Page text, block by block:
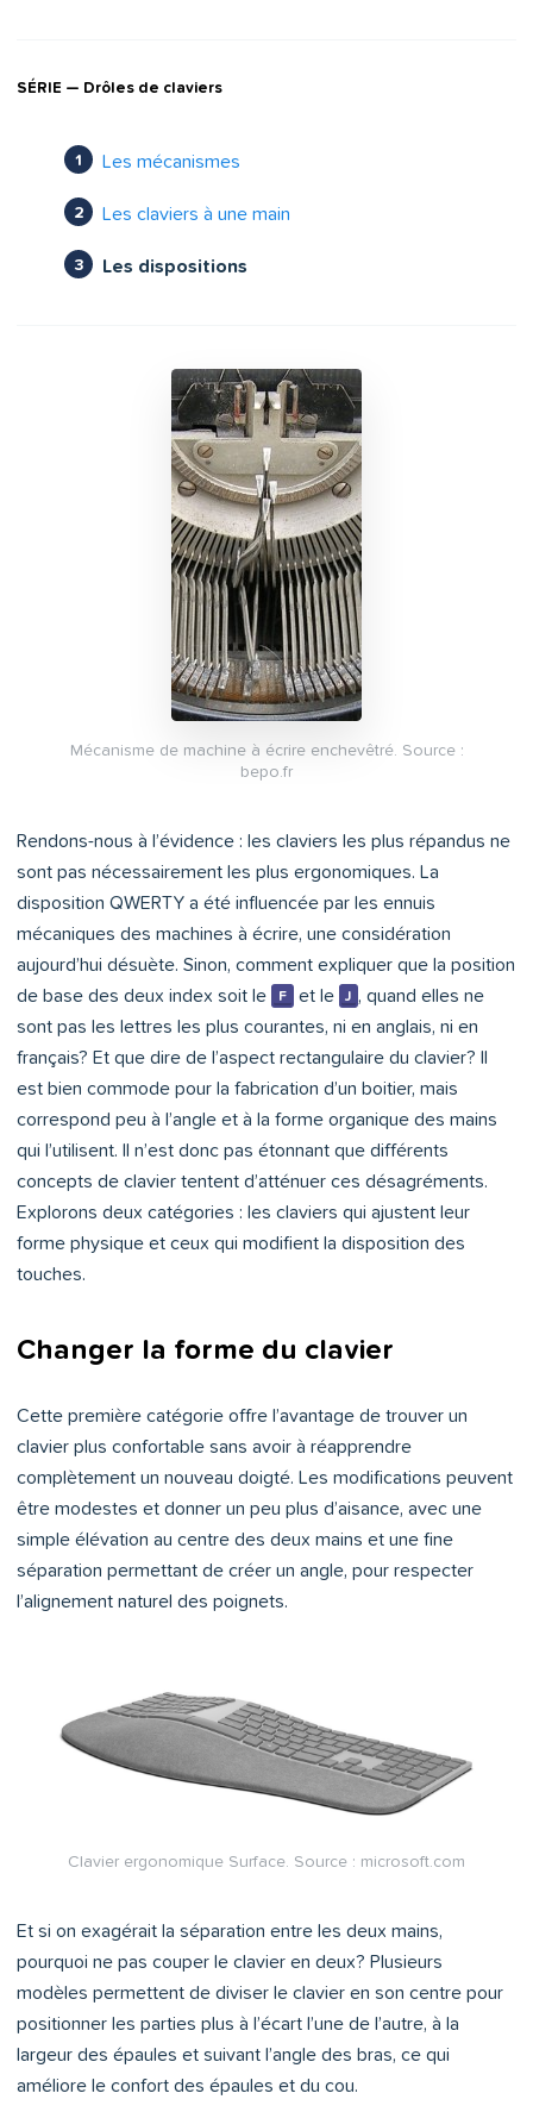
SÉRIE — Drôles de claviers
Les mécanismes
Les claviers à une main
Les dispositions
Mécanisme de machine à écrire enchevêtré. Source :
bepo.fr
Rendons-nous à l’évidence : les claviers les plus répandus ne
sont pas nécessairement les plus ergonomiques. La
disposition QWERTY a été influencée par les ennuis
mécaniques des machines à écrire, une considération
aujourd’hui désuète. Sinon, comment expliquer que la position
de base des deux index soit le
F et le J , quand elles ne
sont pas les lettres les plus courantes, ni en anglais, ni en
français? Et que dire de l’aspect rectangulaire du clavier? Il
est bien commode pour la fabrication d’un boitier, mais
correspond peu à l’angle et à la forme organique des mains
qui l’utilisent. Il n’est donc pas étonnant que différents
concepts de clavier tentent d’atténuer ces désagréments.
Explorons deux catégories : les claviers qui ajustent leur
forme physique et ceux qui modifient la disposition des
touches.
Changer la forme du clavier
Cette première catégorie offre l’avantage de trouver un
clavier plus confortable sans avoir à réapprendre
complètement un nouveau doigté. Les modifications peuvent
être modestes et donner un peu plus d’aisance, avec une
simple élévation au centre des deux mains et une fine
séparation permettant de créer un angle, pour respecter
l’alignement naturel des poignets.
Clavier ergonomique Surface. Source : microsoft.com
Et si on exagérait la séparation entre les deux mains,
pourquoi ne pas couper le clavier en deux? Plusieurs
modèles permettent de diviser le clavier en son centre pour
positionner les parties plus à l’écart l’une de l’autre, à la
largeur des épaules et suivant l’angle des bras, ce qui
améliore le confort des épaules et du cou.